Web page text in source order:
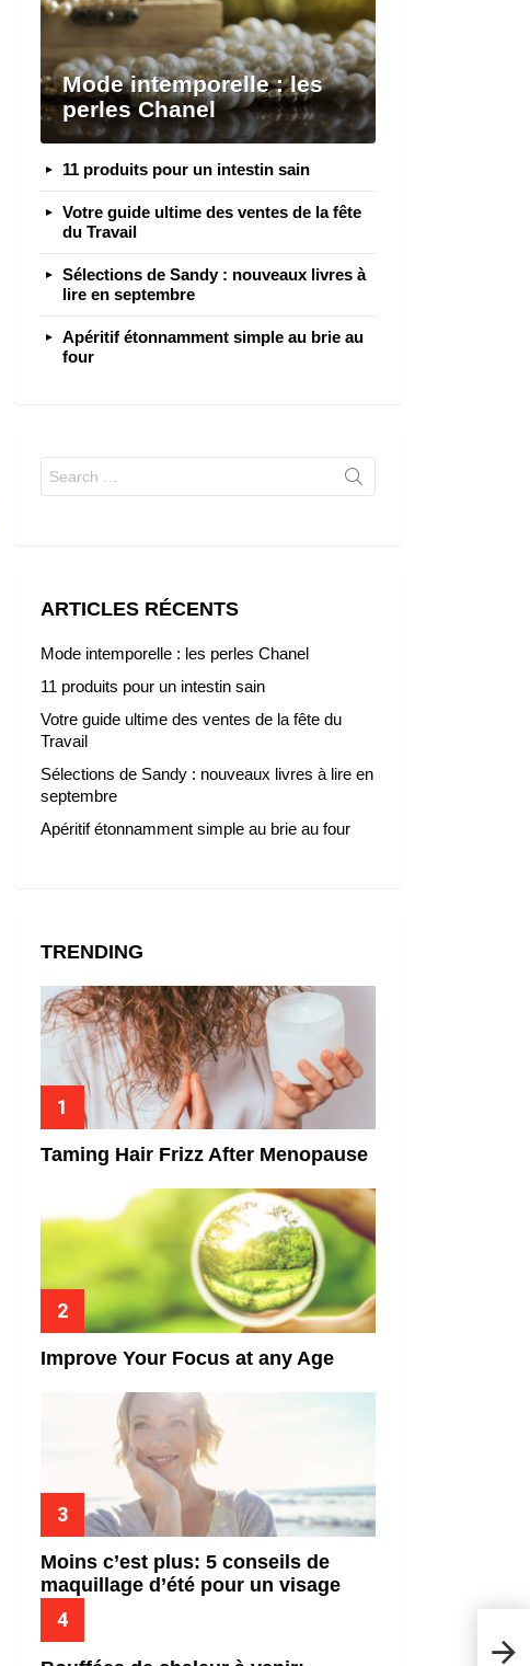
Noir
Mode intemporelle : les
perles Chanel
11 produits pour un intestin sain
Votre guide ultime des ventes de la fête
du Travail
Sélections de Sandy : nouveaux livres à
lire en septembre
Apéritif étonnamment simple au brie au
four
for:
ARTICLES RÉCENTS
Mode intemporelle : les perles Chanel
11 produits pour un intestin sain
Votre guide ultime des ventes de la fête du
Travail
Sélections de Sandy : nouveaux livres à lire en
septembre
Apéritif étonnamment simple au brie au four
TRENDING
Taming Hair Frizz After Menopause
Improve Your Focus at any Age
Moins c’est plus: 5 conseils de
maquillage d’été pour un visage
frais